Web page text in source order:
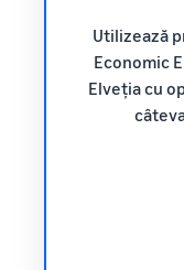
Utilizează
Economic
Elveția cu